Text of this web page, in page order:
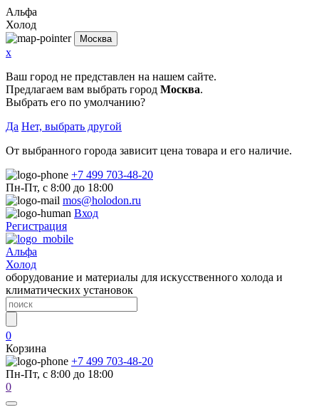
Альфа
Холод
Москва
x
Ваш город не представлен на нашем сайте.
Предлагаем вам выбрать город Москва.
Выбрать его по умолчанию?
Да Нет, выбрать другой
От выбранного города зависит цена товара и его наличие.
+7 499 703-48-20
Пн-Пт, с 8:00 до 18:00
mos@holodon.ru
Вход
Регистрация
Альфа
Холод
оборудование и материалы для искусственного холода и
климатических установок
0
Корзина
+7 499 703-48-20
Пн-Пт, с 8:00 до 18:00
0